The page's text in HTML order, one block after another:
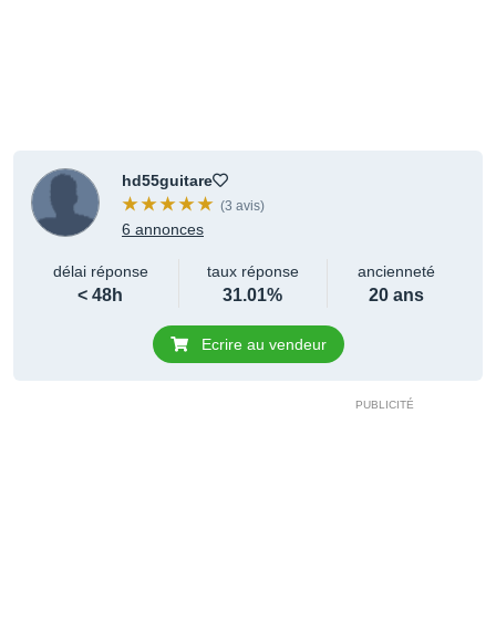
hd55guitare
(3 avis)
6 annonces
délai réponse
< 48h
taux réponse
31.01%
ancienneté
20 ans
Ecrire au vendeur